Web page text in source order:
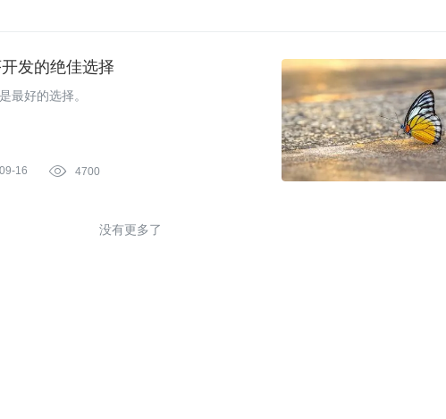
发的绝佳选择
最好的选择。
16  4700
没有更多了